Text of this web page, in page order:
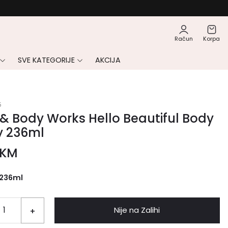
Račun Korpa
SVE KATEGORIJE AKCIJA
Body Works Hello Beautiful Body
236ml
+ Nije na Zalihi